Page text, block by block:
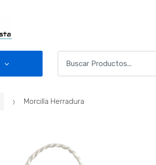
por:
Morcilla Herradura